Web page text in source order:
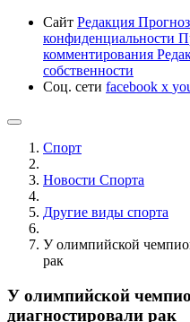
Сайт Редакция
конфиденциальности
комментирования
собственности
Соц. сети facebook x
Спорт
Новости Cпорта
Другие виды спорта
У олимпийской
рак
У олимпийской
диагностировали рак